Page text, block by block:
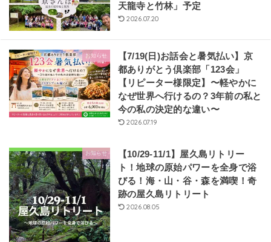
天龍寺と竹林」予定
2026.07.20
お知らせ
【7/19(日)お話会と暑気払い】京
都ありがとう倶楽部「123会」
【リピーター様限定】〜軽やかに
なぜ世界へ行けるの？3年前の私と
今の私の決定的な違い〜
2026.07.19
お知らせ
【10/29-11/1】屋久島リトリー
ト！地球の原始パワーを全身で浴
びる！海・山・谷・森を満喫！奇
跡の屋久島リトリート
2026.08.05